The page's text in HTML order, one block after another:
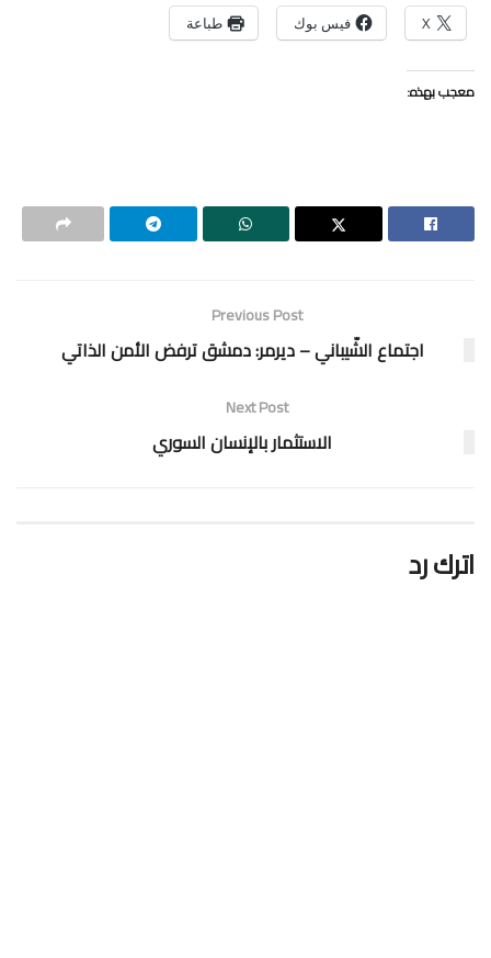
X فيس بوك طباعة
معجب بهذه:
Previous Post
اجتماع الشّيباني – ديرمر: دمشق ترفض الأمن الذاتي
Next Post
الاستثمار بالإنسان السوري
اترك رد